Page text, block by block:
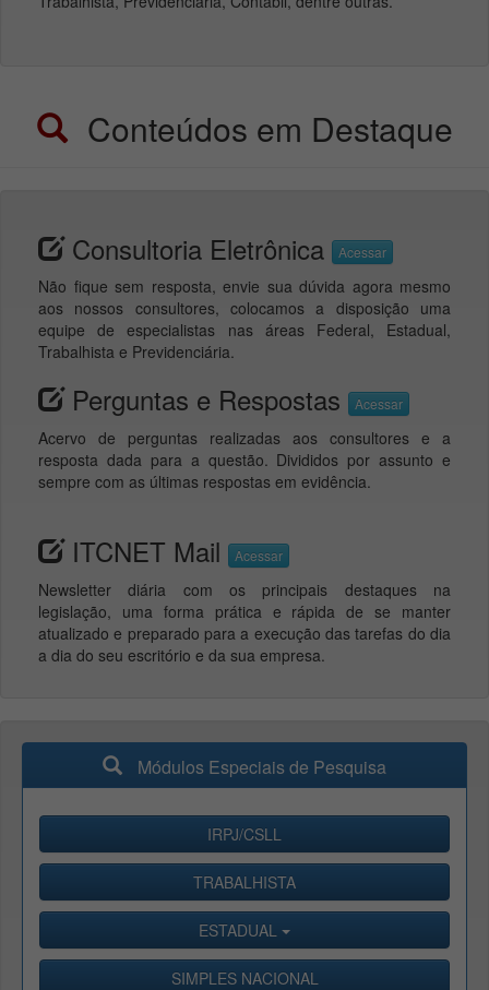
Conteúdos em Destaque
Consultoria Eletrônica Acessar
Não fique sem resposta, envie sua dúvida agora mesmo
aos nossos consultores, colocamos a disposição uma
equipe de especialistas nas áreas Federal, Estadual,
Trabalhista e Previdenciária.
Perguntas e Respostas Acessar
Acervo de perguntas realizadas aos consultores e a
resposta dada para a questão. Divididos por assunto e
sempre com as últimas respostas em evidência.
ITCNET Mail Acessar
Newsletter diária com os principais destaques na
legislação, uma forma prática e rápida de se manter
atualizado e preparado para a execução das tarefas do dia
a dia do seu escritório e da sua empresa.
Módulos Especiais de Pesquisa
IRPJ/CSLL
TRABALHISTA
ESTADUAL
SIMPLES NACIONAL